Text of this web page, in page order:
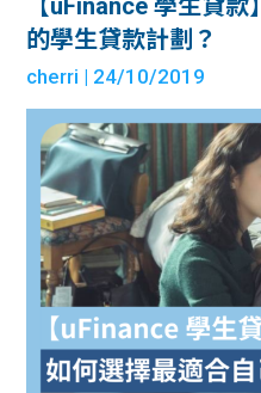
的學生貸款計劃？
cherri | 24/10/2019